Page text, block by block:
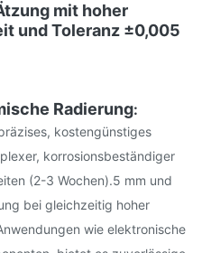
mit hoher
und Toleranz ±0,005
Radierung:
kostengünstiges
korrosionsbeständiger
(2-3 Wochen).5 mm und
bei gleichzeitig hoher
wie elektronische